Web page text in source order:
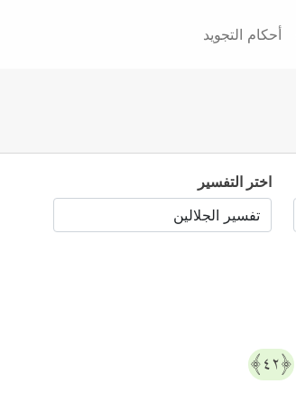
أحكام التجويد
اختر التفسير
﴿٤٢﴾